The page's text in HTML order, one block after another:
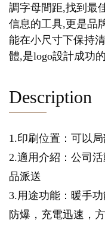
調字母間距,找到最
信息的工具,更是品
能在小尺寸下保持
體,是logo設計成功
Description
1.印刷位置：可以
2.適用介紹：公司
品派送
3.用途功能：暖手
防爆，充電迅速，方